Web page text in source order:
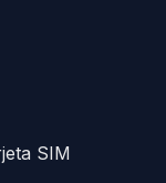
SIM